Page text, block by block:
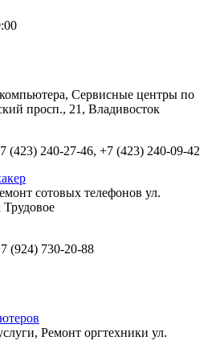
Сервисные центры по
просп., 21, Владивосток
(423) 240-27-46, +7 (423) 240-09-42
сотовых телефонов ул.
(924) 730-20-88
Ремонт оргтехники ул.